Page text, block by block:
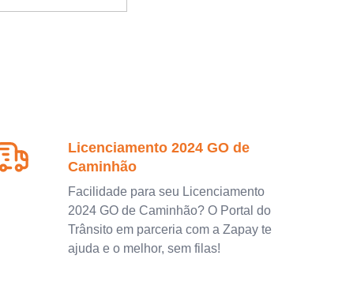
Licenciamento 2024 GO de
Caminhão
Facilidade para seu Licenciamento
2024 GO de Caminhão? O Portal do
Trânsito em parceria com a Zapay te
ajuda e o melhor, sem filas!